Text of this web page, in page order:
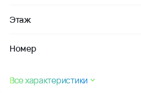
Этаж
Номер
Все характеристики